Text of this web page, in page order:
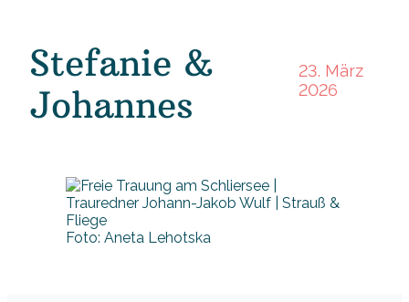
Stefanie &
Johannes
23. März
2026
Foto: Aneta Lehotska